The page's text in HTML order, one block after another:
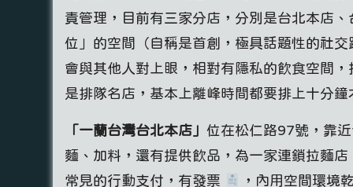
責管理，目前有三家分店，分別是台北本店
位」的空間（自稱是首創，極具話題性的社
會與其他人對上眼，相對有隱私的飲食空間
是排隊名店，基本上離峰時間都要排上十分
「一蘭台灣台北本店」位在松仁路97號，靠
麵、加料，還有提供飲品，為一家連鎖拉麵
常見的行動支付，有發票
，內用空間環境